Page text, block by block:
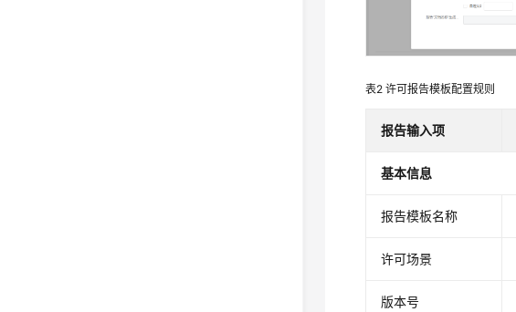
表2许可报告模板配置规则
报告输入项
基本信息
报告模板名称
许可场景
版本号